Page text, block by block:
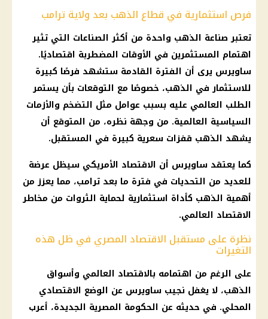
فرص استثمارية في قطاع الذهب بعد ولاية ترامب
تعتبر صناعة الذهب واحدة من أكثر الصناعات التي تثير
اهتمام المستثمرين في الأوقات المضطربة اقتصاديًا.
ساويرس يرى أن الفترة القادمة ستشهد فرصًا كبيرة
للاستثمار في الذهب، خصوصًا مع التوقعات بأن يستمر
الطلب العالمي عليه بسبب عوامل مثل التضخم والأزمات
السياسية العالمية. من وجهة نظره، من المتوقع أن
يشهد الذهب قفزات سعرية كبيرة في المستقبل.
كما يعتقد ساويرس أن الاقتصاد الأمريكي سيظل عرضة
للعديد من التحديات في فترة ما بعد ترامب، مما يعزز من
أهمية الذهب كأداة استثمارية لحماية الثروات من مخاطر
الاقتصاد العالمي.
نظرة على مستقبل الاقتصاد المصري في ظل هذه
التغيرات
على الرغم من اهتمامه بالاقتصاد العالمي وأسواق
الذهب، لا يغفل نجيب ساويرس عن الوضع الاقتصادي
المحلي. في حديثه عن الحكومة المصرية الجديدة، أعرب